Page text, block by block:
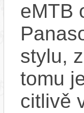
eMTB
stylu,
tomu
citlivě